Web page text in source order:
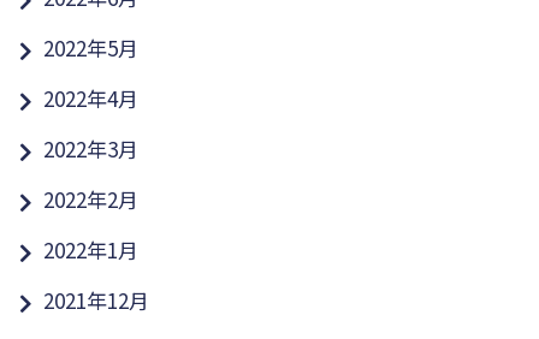
2022年5月
2022年4月
2022年3月
2022年2月
2022年1月
2021年12月